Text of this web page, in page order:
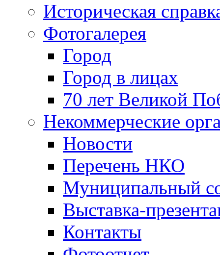
Историческая
Фотогалерея
Город
Город в лицах
70 лет Великой
Некоммерческие
Новости
Перечень НКО
Муниципальный
Выставка-
Контакты